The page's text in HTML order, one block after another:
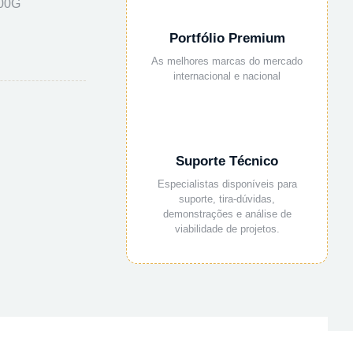
Portfólio Premium
As melhores marcas do mercado
internacional e nacional
Suporte Técnico
Especialistas disponíveis para
suporte, tira-dúvidas,
demonstrações e análise de
viabilidade de projetos.